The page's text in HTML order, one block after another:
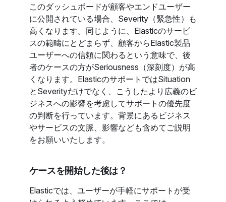
このダッシュボードが顧客やエンドユーザー
に公開されている場合、Severity（緊急性）も
高くなります。同じように、Elasticのサービ
スの範疇にとどまらず、顧客からElastic製品
ユーザーへの信頼に関わるという意味で、後
者のケースの方がSeriousness（深刻度）が高
くなります。ElasticのサポートではSituation
とSeverityだけでなく、こうしたより広義のビ
ジネスへの影響を考慮してサポートの優先度
の判断を行っています。背景にあるビジネス
やサービスの文脈、影響なども含めてご説明
をお願いいたします。
ケースを開始した後は？
Elasticでは、ユーザーが手軽にサポートが受